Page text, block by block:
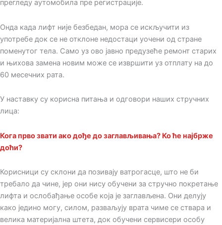
прегледу аутомобила пре регистрације.
Онда када лифт није безбедан, мора се искључити из
употребе док се не отклоне недостаци уочени од стране
поменутог тела. Само уз ово јавно предузеће ремонт старих
и њихова замена новим може се извршити уз отплату на до
60 месечних рата.
У наставку су корисна питања и одговори наших стручних
лица:
Кога прво звати ако дође до заглављивања? Ко ће најбрже
доћи?
Корисници су склони да позивају ватрогасце, што не би
требало да чине, јер они нису обучени за стручно покретање
лифта и ослобађање особе која је заглављена. Они делују
како једино могу, силом, разваљују врата чиме се ствара и
велика материјална штета, док обучени сервисери особу